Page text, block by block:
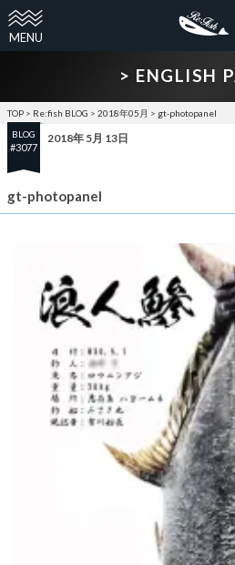
> ENGLISH
TOP > Re:fish BLOG > 2018年05月 > gt-photopanel
BLOG
#3077
2018年 5月 13日
gt-photopanel